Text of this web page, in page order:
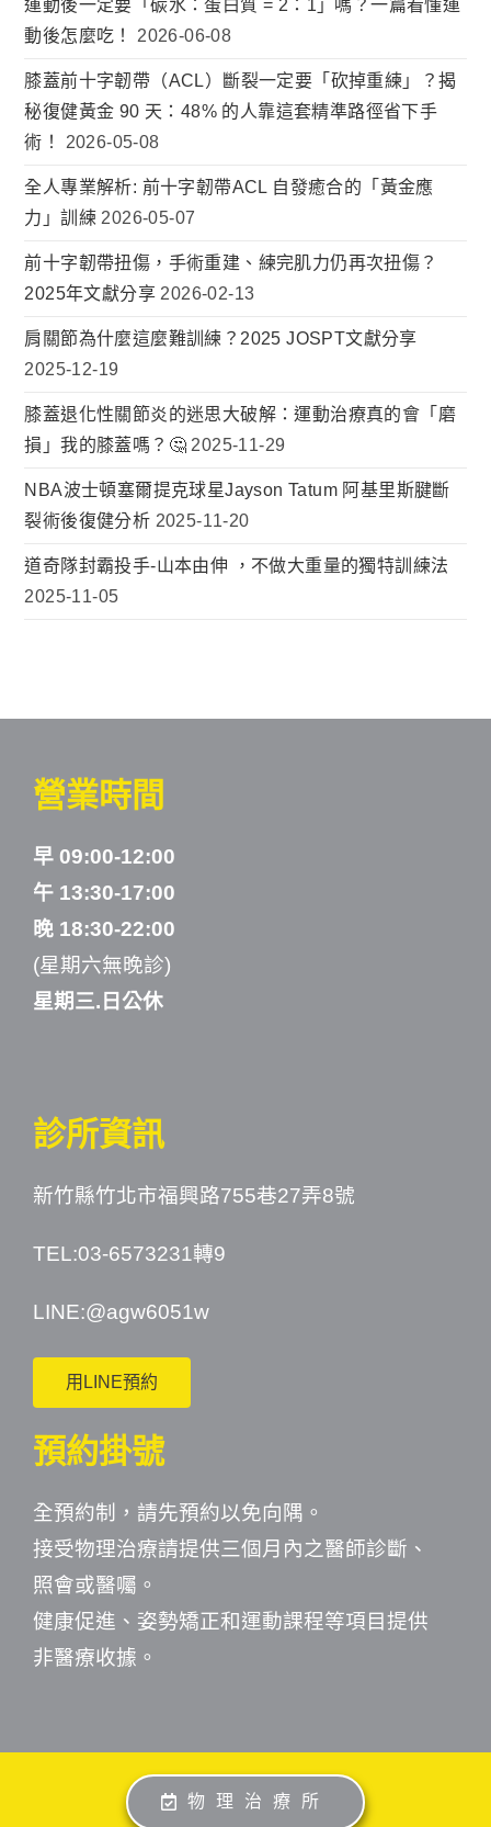
運動後一定要「碳水：蛋白質 = 2：1」嗎？一篇看懂運
動後怎麼吃！
2026-06-08
膝蓋前十字韌帶（ACL）斷裂一定要「砍掉重練」？揭
秘復健黃金 90 天：48% 的人靠這套精準路徑省下手
術！
2026-05-08
全人專業解析: 前十字韌帶ACL 自發癒合的「黃金應
力」訓練 2026-05-07
前十字韌帶扭傷，手術重建、練完肌力仍再次扭傷？
2025年文獻分享 2026-02-13
肩關節為什麼這麼難訓練？2025 JOSPT文獻分享
2025-12-19
膝蓋退化性關節炎的迷思大破解：運動治療真的會「磨
損」我的膝蓋嗎？🤔 2025-11-29
NBA波士頓塞爾提克球星Jayson Tatum 阿基里斯腱斷
裂術後復健分析 2025-11-20
道奇隊封霸投手-山本由伸 ，不做大重量的獨特訓練法
2025-11-05
營業時間
早 09:00-12:00
午 13:30-17:00
晚 18:30-22:00
(星期六無晚診)
星期三.日公休
診所資訊
新竹縣竹北市福興路755巷27弄8號
TEL:03-6573231轉9
LINE:@agw6051w
用LINE預約
預約掛號
全預約制，請先預約以免向隅。
接受物理治療請提供三個月內之醫師診斷、
照會或醫囑。
健康促進、姿勢矯正和運動課程等項目提供
非醫療收據。
物理治療所